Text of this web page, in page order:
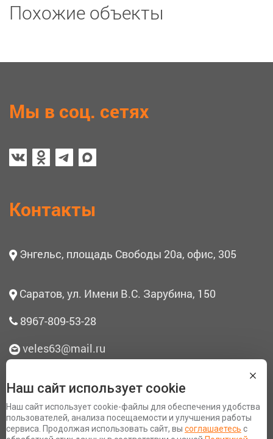
Похожие объекты
Мы в соц. сетях
Контакты
Энгельс, площадь Свободы 20а, офис, 305
Саратов, ул. Имени В.С. Зарубина, 150
8967-809-53-28
veles63@mail.ru
О нас
Согласие на обработку персональных данных
Политика конфиденциальности
Наш сайт использует cookie
Наш сайт использует cookie-файлы для обеспечения удобства
пользователей, анализа посещаемости и улучшения работы
сервиса. Продолжая использовать сайт, вы соглашаетесь с